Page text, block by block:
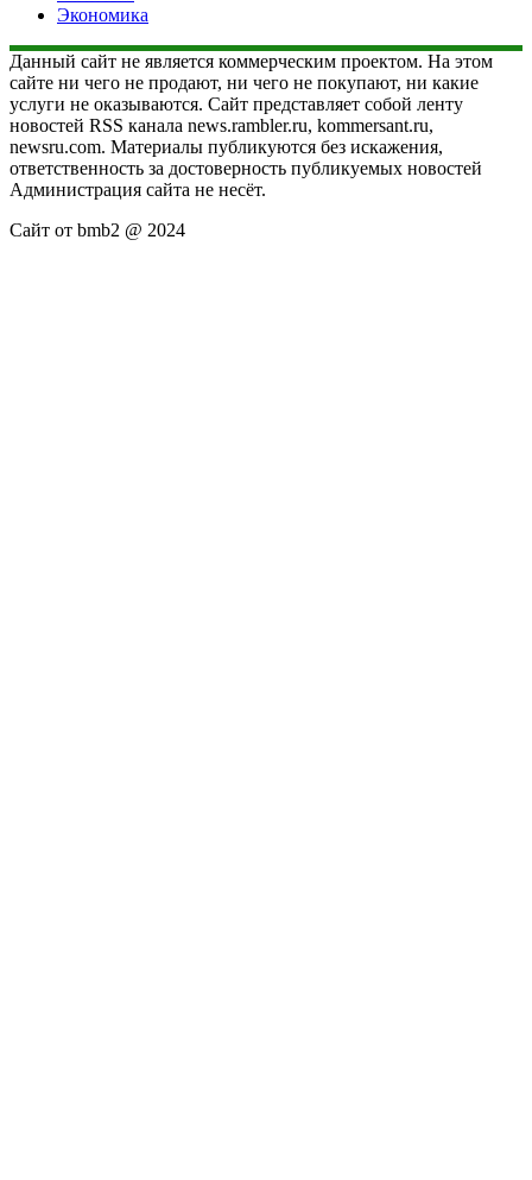
Экономика
Данный сайт не является коммерческим проектом. На этом
сайте ни чего не продают, ни чего не покупают, ни какие
услуги не оказываются. Сайт представляет собой ленту
новостей RSS канала news.rambler.ru, kommersant.ru,
newsru.com. Материалы публикуются без искажения,
ответственность за достоверность публикуемых новостей
Администрация сайта не несёт.
Сайт от bmb2 @ 2024